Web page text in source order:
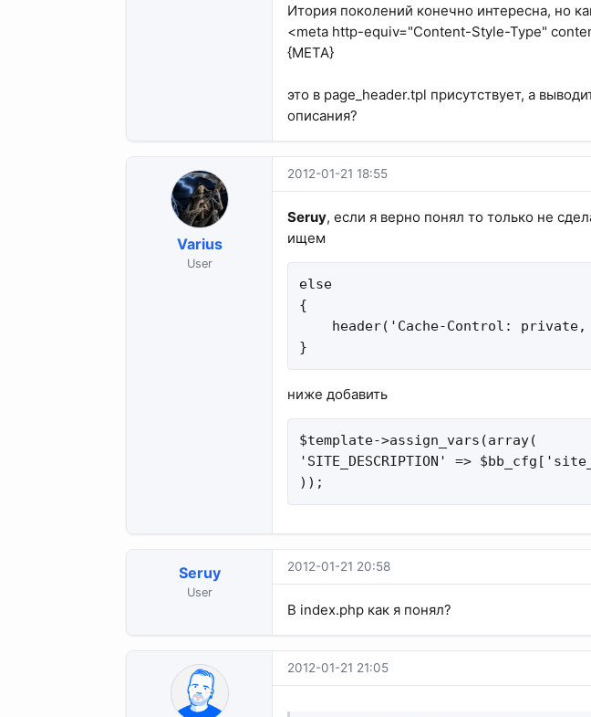
Итория поколений конечно интересна, но
<meta http-equiv="Content-Style-Type"
{META}
это в page_header.tpl присутствует, а
описания?
Varius
User
2012-01-21 18:55
Seruy, если я верно понял то только не
ищем
else
{
header('Cache-Control:
}
ниже добавить
$template->assign_vars(array(
'SITE_DESCRIPTION' =>
));
Seruy
User
2012-01-21 20:58
В index.php как я понял?
2012-01-21 21:05